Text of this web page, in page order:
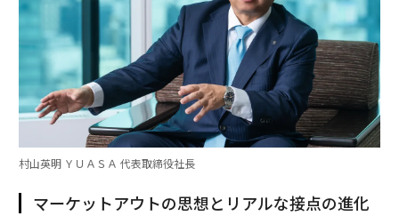
村山英明 ＹＵＡＳＡ 代表取締役社長
マーケットアウトの思想とリアルな接点の進化